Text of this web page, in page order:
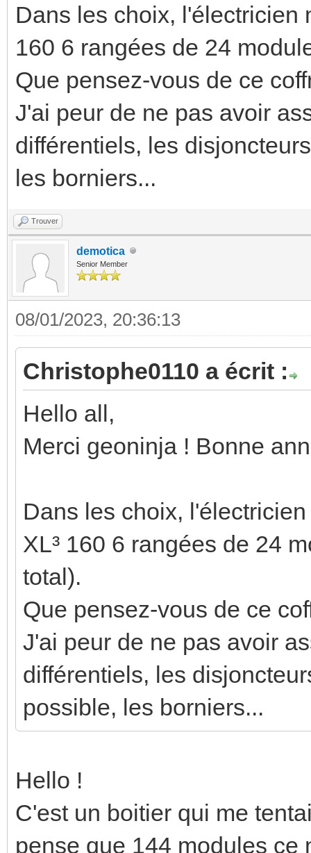
Dans les choix, l'électricien
160 6 rangées de 24
Que pensez-vous de ce
J'ai peur de ne pas avoir
différentiels, les
les borniers...
Trouver
demotica
Senior Member
08/01/2023, 20:36:13
Christophe0110 a écrit :
Hello all,
Merci geoninja ! Bonne
Dans les choix,
XL³ 160 6 rangées de 24
total).
Que pensez-vous de ce
J'ai peur de ne pas avoir
différentiels, les
possible, les borniers...
Hello !
C'est un boitier qui me
pense que 144 modules ce